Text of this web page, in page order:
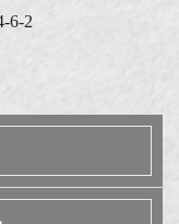
6-2